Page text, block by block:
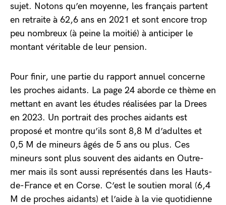
sujet. Notons qu’en moyenne, les français partent
en retraite à 62,6 ans en 2021 et sont encore trop
peu nombreux (à peine la moitié) à anticiper le
montant véritable de leur pension.
Pour finir, une partie du rapport annuel concerne
les proches aidants. La page 24 aborde ce thème en
mettant en avant les études réalisées par la Drees
en 2023. Un portrait des proches aidants est
proposé et montre qu’ils sont 8,8 M d’adultes et
0,5 M de mineurs âgés de 5 ans ou plus. Ces
mineurs sont plus souvent des aidants en Outre-
mer mais ils sont aussi représentés dans les Hauts-
de-France et en Corse. C’est le soutien moral (6,4
M de proches aidants) et l’aide à la vie quotidienne